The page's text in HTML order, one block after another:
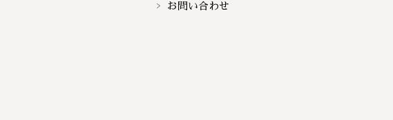
お問い合わせ